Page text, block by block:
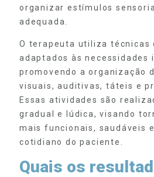
organizar estímulos
adequada.
O terapeuta utiliza técnicas
adaptados às necessidades
promovendo a organização
visuais, auditivas, táteis e
Essas atividades são
gradual e lúdica, visando
mais funcionais, saudáveis
cotidiano do paciente.
Quais os